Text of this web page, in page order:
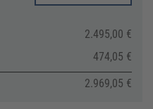
2.495,00 €
474,05 €
2.969,05 €